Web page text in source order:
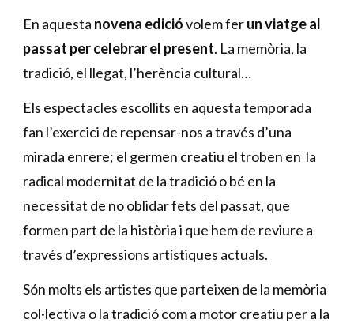
En aquesta novena edició volem fer un viatge al
passat per celebrar el present. La memòria, la
tradició, el llegat, l’herència cultural…
Els espectacles escollits en aquesta temporada
fan l’exercici de repensar-nos a través d’una
mirada enrere; el germen creatiu el troben en  la
radical modernitat de la tradició o bé en la
necessitat de no oblidar fets del passat, que
formen part de la història i que hem de reviure a
través d’expressions artístiques actuals.
Són molts els artistes que parteixen de la memòria
col·lectiva o la tradició com a motor creatiu per a la